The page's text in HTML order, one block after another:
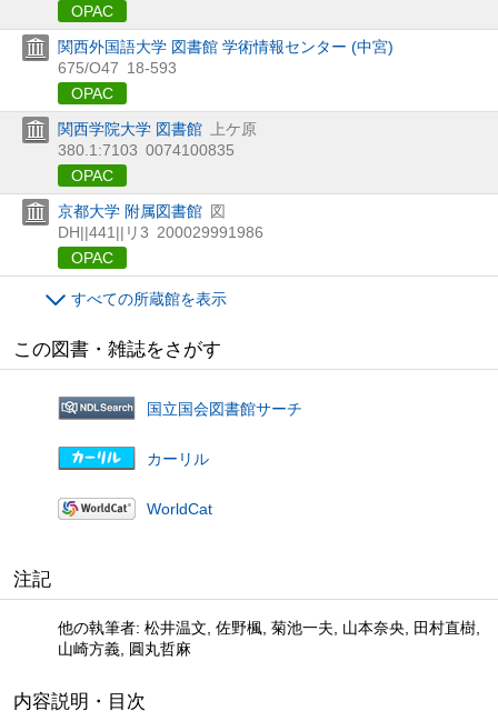
OPAC
関西外国語大学 図書館 学術情報センター (中宮)
675/O47 18-593
OPAC
関西学院大学 図書館
上ケ原
380.1:7103 0074100835
OPAC
京都大学 附属図書館 図
DH||441||リ3 200029991986
OPAC
すべての所蔵館を表示
この図書・雑誌をさがす
国立国会図書館サーチ
カーリル
WorldCat
注記
他の執筆者: 松井温文, 佐野楓, 菊池一夫, 山本奈央, 田村直樹,
山崎方義, 圓丸哲麻
内容説明・目次